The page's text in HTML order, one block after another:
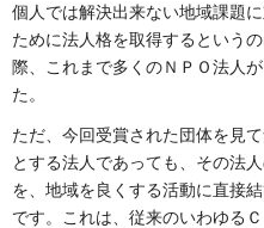
個人では解決出来ない地域課題
ために法人格を取得するという
際、これまで多くのＮＰＯ法人
た。
ただ、今回受賞された団体を見
とする法人であっても、その法
を、地域を良くする活動に直接
です。これは、従来のいわゆる